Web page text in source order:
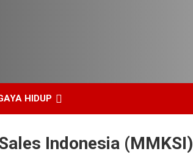
HIDUP
Indonesia (MMKSI)